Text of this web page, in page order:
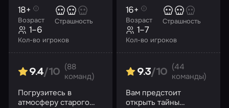
Возраст
18+
Страшность
Кол-во игроков
1–6
9.4/10
(88
команд)
Погрузитесь в
атмосферу старого
Возраст
16+
Страшность
Кол-во игроков
1–7
9.3/10
(44
команды)
Вам предстоит
открыть тайны